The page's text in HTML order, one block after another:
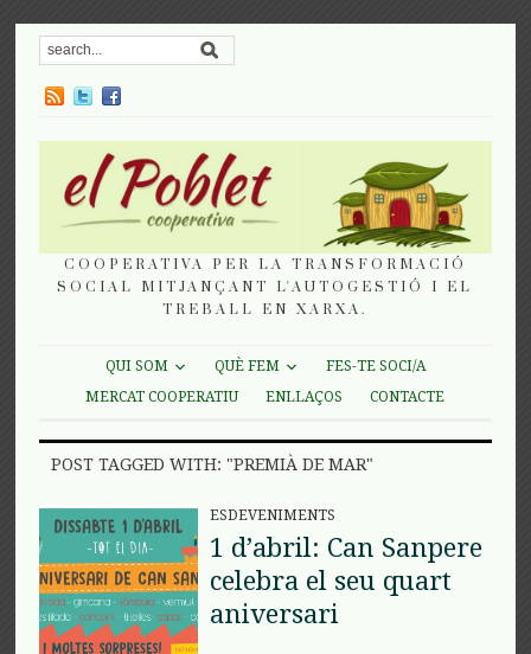
COOPERATIVA PER LA TRANSFORMACIÓ
SOCIAL MITJANÇANT L'AUTOGESTIÓ I EL
TREBALL EN XARXA.
QUI SOM QUÈ FEM
FES-TE SOCI/A
MERCAT COOPERATIU
ENLLAÇOS CONTACTE
POST TAGGED WITH: "PREMIÀ DE MAR"
ESDEVENIMENTS
1 d’abril: Can Sanpere
celebra el seu quart
aniversari